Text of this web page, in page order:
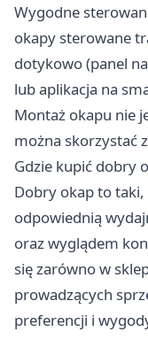
Wygodne
okapy sterowane
dotykowo (panel
lub aplikacja na
Montaż okapu nie
można skorzystać
Gdzie kupić dobry
Dobry okap to taki,
odpowiednią
oraz wyglądem
się zarówno w
prowadzących
preferencji i